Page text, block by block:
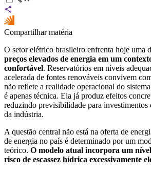
Compartilhar matéria
O setor elétrico brasileiro enfrenta hoje uma
preços elevados de energia em um
confortável. Reservatórios em níveis
acelerada de fontes renováveis convivem
não reflete a realidade operacional do
é apenas técnica. Ela já produz efeitos
reduzindo previsibilidade para investimentos
da indústria.
A questão central não está na oferta de
de energia no país é determinado por um
teórico. O modelo atual incorpora um
risco de escassez hídrica excessivamente